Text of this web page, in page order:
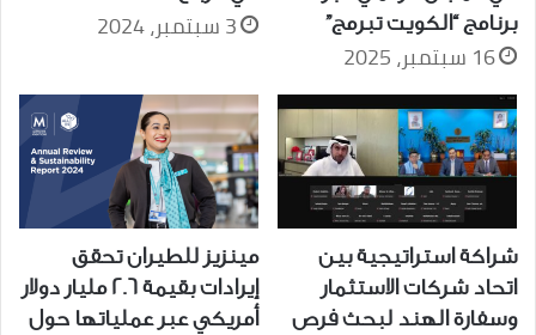
برنامج “الكويت تبرمج”
16 سبتمبر، 2025
3 سبتمبر، 2024
شراكة استراتيجية بين
اتحاد شركات الاستثمار
وسفارة الهند لبحث فرص
مينزيز للطيران تحقق
إيرادات بقيمة 2.6 مليار دولار
أمريكي عبر عملياتها حول